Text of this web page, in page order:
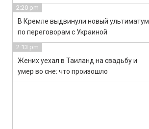
2:20 pm
В Кремле выдвинули новый ультиматум
по переговорам с Украиной
2:13 pm
Жених уехал в Таиланд на свадьбу и
умер во сне: что произошло